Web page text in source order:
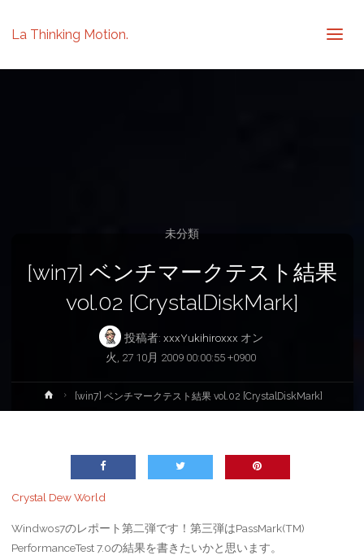
La Thinking Motion.
[win7] ベンチマークテスト結果
vol.02 [CrystalDiskMark]
投稿者: xxxYukihiroxxx オン
火, 27 10月 2009 00:00:55 +0900
未分類
ホ
ー
[win7] ベンチマークテスト結果 vol.02 [CrystalDiskMark]
Crystal Dew World
Windwos7のレポート第二弾です！第三弾はPassMark(TM)
PerformanceTest 7.0の結果を書きたいかと思います。